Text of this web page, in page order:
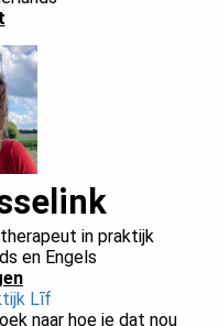
in praktijk
en Engels
Līf
naar hoe je dat nou